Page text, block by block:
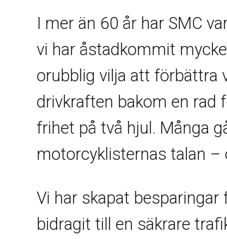
I mer än 60 år har SMC
vi har åstadkommit
orubblig vilja att förbättra
drivkraften bakom en rad
frihet på två hjul. Många
motorcyklisternas talan –
Vi har skapat
bidragit till en säkrare